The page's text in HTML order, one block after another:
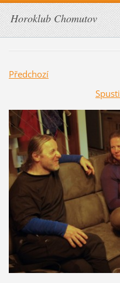
Horoklub Chomutov
Předchozí